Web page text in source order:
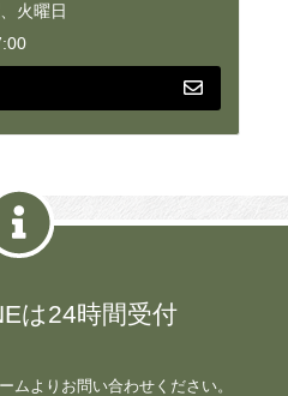
火曜日
は24時間受付
ムよりお問い合わせください。